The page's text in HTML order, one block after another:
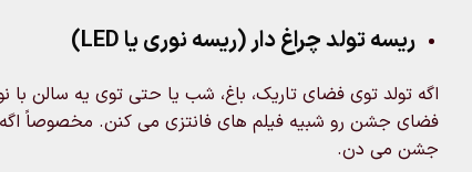
ریسه تولد چراغ دار (ریسه نوری یا LED)
فضای جشن رو شبیه فیلم های فانتزی می کنن. مخصوصاً اگه
جشن می دن.